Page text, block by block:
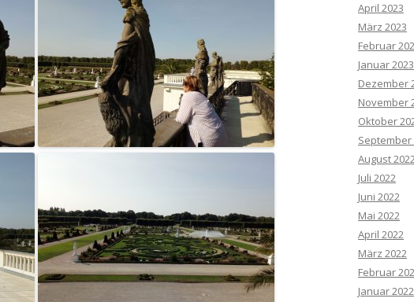
April 2023
März 2023
Februar
Januar 2023
Dezember
November
Oktober
September
August
Juli 2022
Juni 2022
Mai 2022
April 2022
März 2022
Februar
Januar 2022